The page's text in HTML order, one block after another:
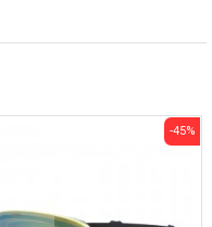
-45%